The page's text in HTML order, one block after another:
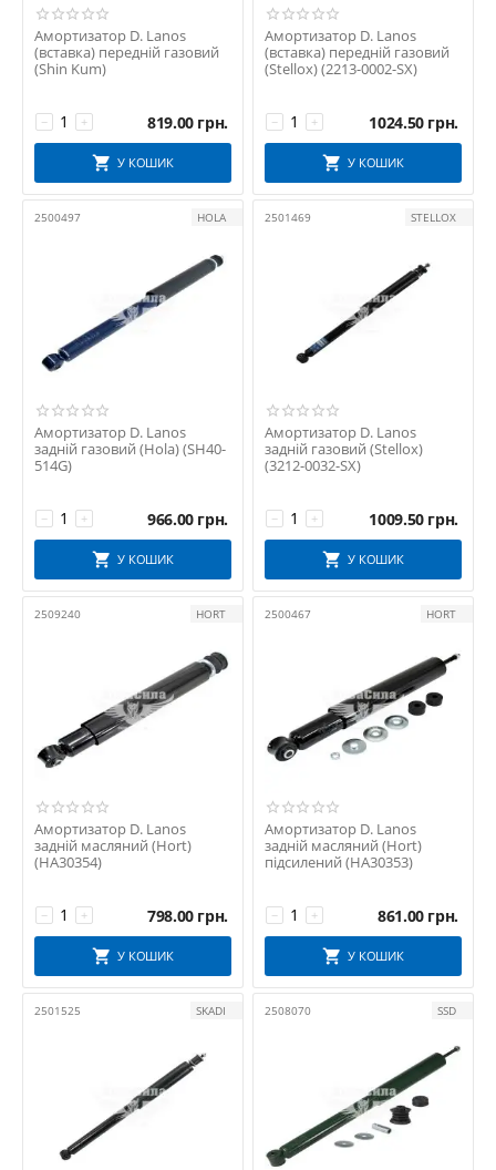
GSP
GSP Auto
GUMEX
HORT
INTERPLAST
Japanparts
KAYABA
KEIKO
KOFFER
KONNER
KOREA
KYB
LEMFORDER
LSA
MAGNUM TECHNOLOGY
METGUM
METZGER
MONROE
MOOG
MSG
ORIGINAL IMPERIUM
Orpav
PARTS MALL
PARTS-MALL
PRO FUSION
PROFIT
QUICK STEER
Амортизатор D. Lanos
(вставка) передній газовий
(Shin Kum)
+
− 819.00 грн.
У КОШИК
Амортизатор D. Lanos
(вставка) передній газовий
(Stellox) (2213-0002-SX)
+
− 1024.50 грн.
У КОШИК
2500497 HOLA
Амортизатор D. Lanos
задній газовий (Hola) (SH40-
514G)
+
− 966.00 грн.
У КОШИК
2501469 STELLOX
Амортизатор D. Lanos
задній газовий (Stellox)
(3212-0032-SX)
+
− 1009.50 грн.
У КОШИК
2509240 HORT
Амортизатор D. Lanos
задній масляний (Hort)
(HA30354)
+
− 798.00 грн.
У КОШИК
2500467 HORT
Амортизатор D. Lanos
задній масляний (Hort)
підсилений (HA30353)
+
− 861.00 грн.
У КОШИК
2501525 SKADI 2508070 SSD